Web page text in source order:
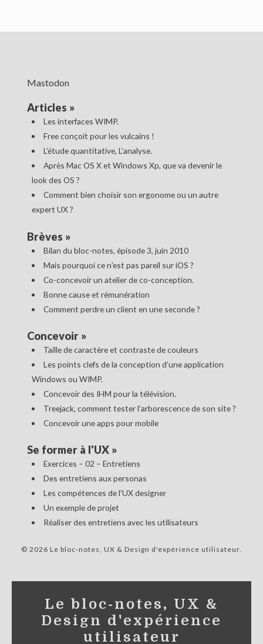
Mastodon
Articles »
Les interfaces WIMP.
Free conçoit pour les vulcains !
L’étude quantitative, L’analyse.
Après Mac OS X et Windows Xp, que va devenir le
look des OS ?
Comment bien choisir son ergonome ou un autre
expert UX ?
Brèves »
Bilan du bloc-notes, épisode 3, juin 2010
Mais pourquoi ce n’est pas pareil sur iOS ?
Co-concevoir un atelier de co-conception.
Bonne cause et rémunération
Comment perdre un client en une seconde ?
Concevoir»
Taille de caractère et contraste de couleurs
Les points clefs de la conception d’une application
Windows ou WIMP.
Concevoir des IHM pour la télévision.
Treejack, comment tester l’arborescence de son site ?
Concevoir une apps pour mobile
Se former à l'UX»
Exercices – 02 – Entretiens
Des entretiens aux personas
Les compétences de l’UX designer
Un exemple de projet
Réaliser des entretiens avec les utilisateurs
© 2026 Le bloc-notes, UX & Design d'expérience utilisateur
Le bloc-notes, UX &
Design d'expérience
utilisateur